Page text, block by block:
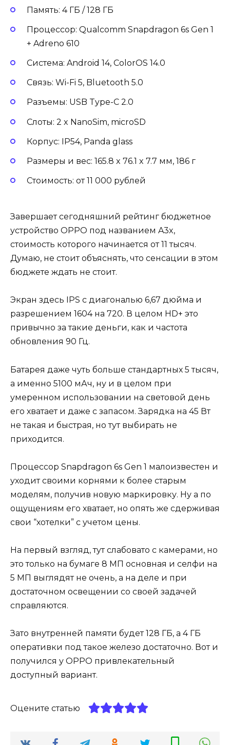
Память: 4 ГБ / 128 ГБ
Процессор: Qualcomm Snapdragon 6s Gen 1
+ Adreno 610
Система: Android 14, ColorOS 14.0
Связь: Wi-Fi 5, Bluetooth 5.0
Разъемы: USB Type-C 2.0
Слоты: 2 x NanoSim, microSD
Корпус: IP54, Panda glass
Размеры и вес: 165.8 x 76.1 x 7.7 мм, 186 г
Стоимость: от 11 000 рублей
Завершает сегодняшний рейтинг бюджетное
устройство OPPO под названием A3x,
стоимость которого начинается от 11 тысяч.
Думаю, не стоит объяснять, что сенсации в этом
бюджете ждать не стоит.
Экран здесь IPS с диагональю 6,67 дюйма и
разрешением 1604 на 720. В целом HD+ это
привычно за такие деньги, как и частота
обновления 90 Гц.
Батарея даже чуть больше стандартных 5 тысяч,
а именно 5100 мАч, ну и в целом при
умеренном использовании на световой день
его хватает и даже с запасом. Зарядка на 45 Вт
не такая и быстрая, но тут выбирать не
приходится.
Процессор Snapdragon 6s Gen 1 малоизвестен и
уходит своими корнями к более старым
моделям, получив новую маркировку. Ну а по
ощущениям его хватает, но опять же сдерживая
свои “хотелки” с учетом цены.
На первый взгляд, тут слабовато с камерами, но
это только на бумаге 8 МП основная и селфи на
5 МП выглядят не очень, а на деле и при
достаточном освещении со своей задачей
справляются.
Зато внутренней памяти будет 128 ГБ, а 4 ГБ
оперативки под такое железо достаточно. Вот и
получился у OPPO привлекательный
доступный вариант.
Оцените статью